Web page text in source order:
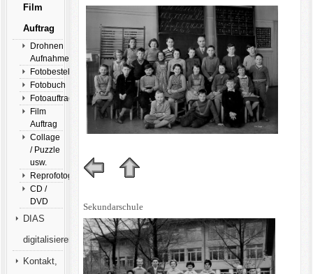
Film
Auftrag
Drohnen
Aufnahmen
Fotobestellung
Fotobuch
Fotoauftrag
Film
Auftrag
Collage
/ Puzzle
usw.
Reprofotografie
CD /
DVD
DIAS
digitalisieren
Kontakt,
Sekundarschule